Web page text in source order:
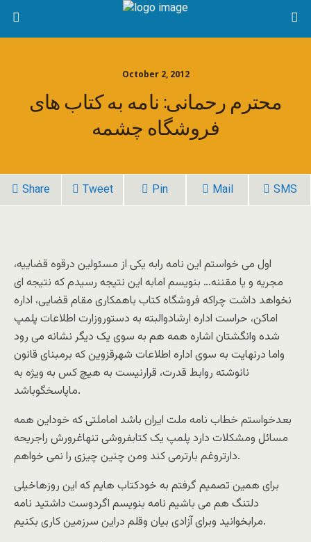
October 2, 2012
محترم رحمانی: نامه به کتاب های
فروشگاه چشمه
Share Tweet Pin Mail SMS
اول می خواستم این نامه رابه یکی از مسئولین درقوه قضاییه،
مجریه و یا مقننه… بنویسم امابه این نتیجه رسیدم که نتیجه ای
نخواهد داشت چراکه فروشگاه کتاب باهمکاری مقام قضایی، اداره
اماکن، حراست اداره ارشادوالبته به دستوروزارت اطلاعات پلمپ
شده وانگشتان اشاره همه هم به سوی یک دیگر نشانه می رود
واما درنهایت به سوی اداره اطلاعات شهرقزوین که برمبنای قانون
نانوشته روابط قدرت، قرارنیست به هیچ کس به ویژه به
ماپاسخگوباشد.
بعدخواستم خطاب نامه ملت ایران باشد اماملتی که خوداین همه
مسائل ومشکلات دارد پلمپ یک کتابفروشی تنهاغرورش راجریحه
دارتروغم بارترمی کند ومن چنین چیزی را نمی خواهم.
برای همین تصمیم گرفتم به خودکتاب هایم که این روزهاخیلی
دلتنگ هم می باشیم نامه بنویسم اگردوست داشتید نامه
مرابخوانید وبرای آزادی بیان وقلم دراین سرزمین کاری بکنیم.